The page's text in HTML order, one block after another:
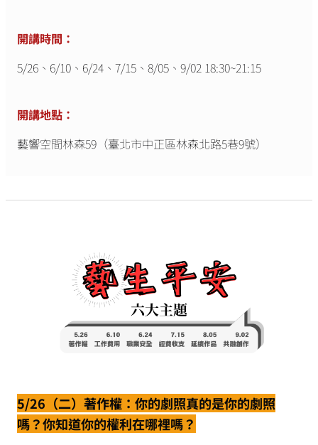
開講時間：
5/26、6/10、6/24、7/15、8/05、9/02 18:30~21:15
開講地點：
藝響空間林森59（臺北市中正區林森北路5巷9號）
5/26（二）著作權：你的劇照真的是你的劇照
嗎？你知道你的權利在哪裡嗎？